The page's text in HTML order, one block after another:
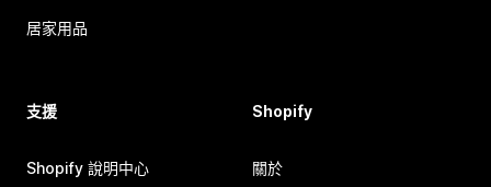
居家用品
支援
Shopify 說明中心
Shopify
關於